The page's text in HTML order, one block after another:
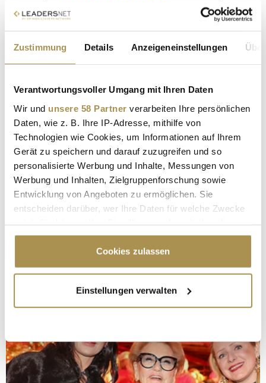
Zustimmung Details Anzeigeneinstellungen
Verantwortungsvoller Umgang mit Ihren Daten
Wir und unsere 58 Partner verarbeiten Ihre persönlichen
Daten, wie z. B. Ihre IP-Adresse, mithilfe von
Technologien wie Cookies, um Informationen auf Ihrem
Gerät zu speichern und darauf zuzugreifen und so
personalisierte Werbung und Inhalte, Messungen von
Werbung und Inhalten, Zielgruppenforschung sowie
Entwicklung von Angeboten zu ermöglichen. Sie
entscheiden darüber, wer Ihre Daten für welche Zwecke
Cookie-Erklärung oder durch Klicken auf das Privacy
Trigger Symbol ändern oder widerrufen
Informationen über Ihre geografische Lage
erfassen, welche bis auf einige Meter genau sein
bestimmten Merkmalen (Fingerprinting) identifizieren
Erfahren Sie mehr darüber, wie Ihre persönlichen Daten
Cookies zulassen
Einstellungen verwalten